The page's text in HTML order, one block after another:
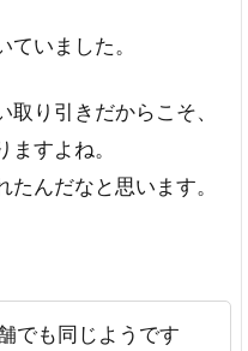
ていました。
り引きだからこそ、
ますよね。
んだなと思います。
でも同じようです